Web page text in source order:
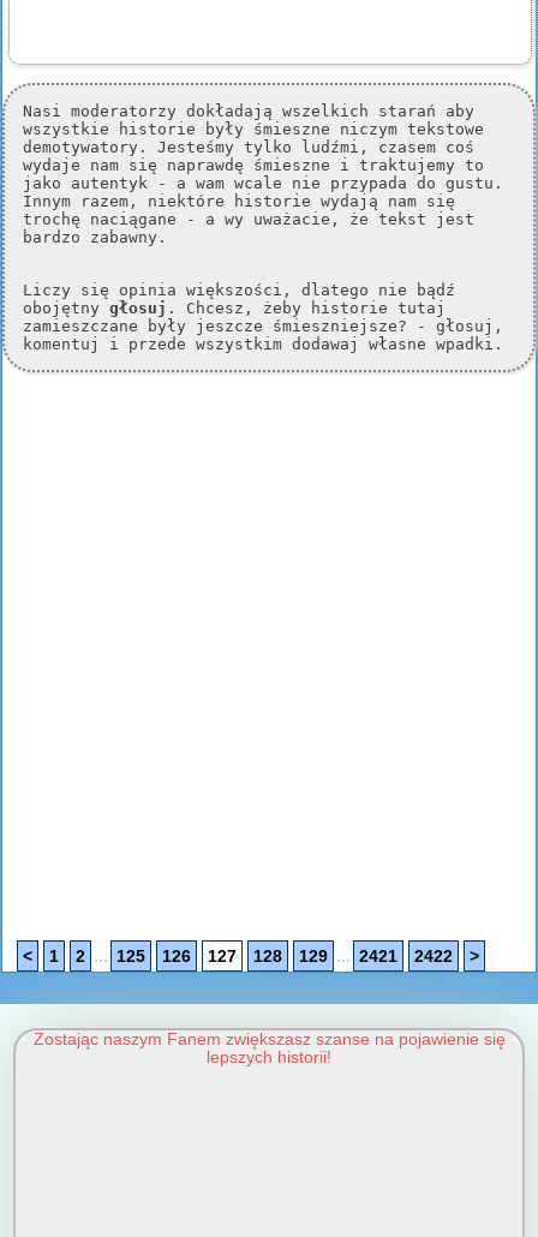
Nasi moderatorzy dokładają wszelkich starań aby
wszystkie historie były śmieszne niczym tekstowe
demotywatory. Jesteśmy tylko ludźmi, czasem coś
wydaje nam się naprawdę śmieszne i traktujemy to
jako autentyk - a wam wcale nie przypada do gustu.
Innym razem, niektóre historie wydają nam się
trochę naciągane - a wy uważacie, że tekst jest
bardzo zabawny.
Liczy się opinia większości, dlatego nie bądź
obojętny głosuj . Chcesz, żeby historie tutaj
zamieszczane były jeszcze śmieszniejsze? - głosuj,
komentuj i przede wszystkim dodawaj własne wpadki.
< 1 2 ... 125 126 127 128 129 ... 2421 2422 >
Zostając naszym Fanem zwiększasz szanse na pojawienie się
lepszych historii!